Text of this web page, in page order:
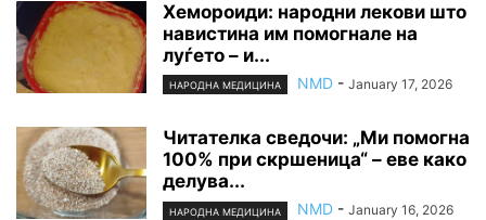
Хемороиди: народни лекови што
навистина им помогнале на
луѓето – и...
НАРОДНА МЕДИЦИНА NMD - January 17, 2026
Читателка сведочи: „Ми помогна
100% при скршеница“ – еве како
делува...
НАРОДНА МЕДИЦИНА NMD - January 16, 2026